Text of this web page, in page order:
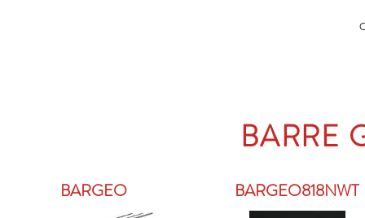
BARRE
BARGEO BARGEO818NWT